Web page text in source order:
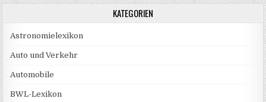
KATEGORIEN
Astronomielexikon
Auto und Verkehr
Automobile
BWL-Lexikon